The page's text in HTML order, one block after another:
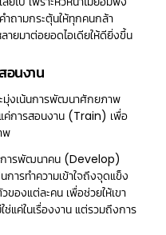
ำถามกระตุ้นให้ทุกคนกล้า
ายมาต่อยอดไอเดียให้ดียิ่งขึ้น
อนงาน
งเน้นการพัฒนาศักยภาพ
ค่การสอนงาน (Train) เพื่อ
พ
การพัฒนาคน (Develop)
การทำความเข้าใจถึงจุดแข็ง
ของแต่ละคน เพื่อช่วยให้เขา
ช่แค่ในเรื่องงาน แต่รวมถึงการ